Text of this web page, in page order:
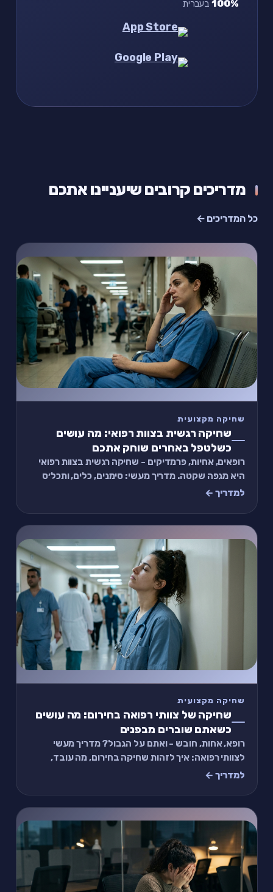
100%בעברית
מדריכים קרובים שיעניינו אתכם
כל המדריכים ←
שחיקה מקצועית
שחיקה רגשית בצוות רפואי: מה עושים
כשלטפל באחרים שוחק אתכם
רופאים, אחיות, פרמדיקים - שחיקה רגשית בצוות רפואי
היא מגפה שקטה. מדריך מעשי: סימנים, כלים, ותכל׳ס
תרגיל של 2 דקות בין משמרות.
למדריך ←
שחיקה מקצועית
שחיקה של צוותי רפואה בחירום: מה עושים
כשאתם שוברים מבפנים
רופא, אחות, חובש - ואתם על הגבול? מדריך מעשי
לצוותי רפואה: איך לזהות שחיקה בחירום, מה עובד,
ותרגיל של 2 דקות בין משמרות.
למדריך ←